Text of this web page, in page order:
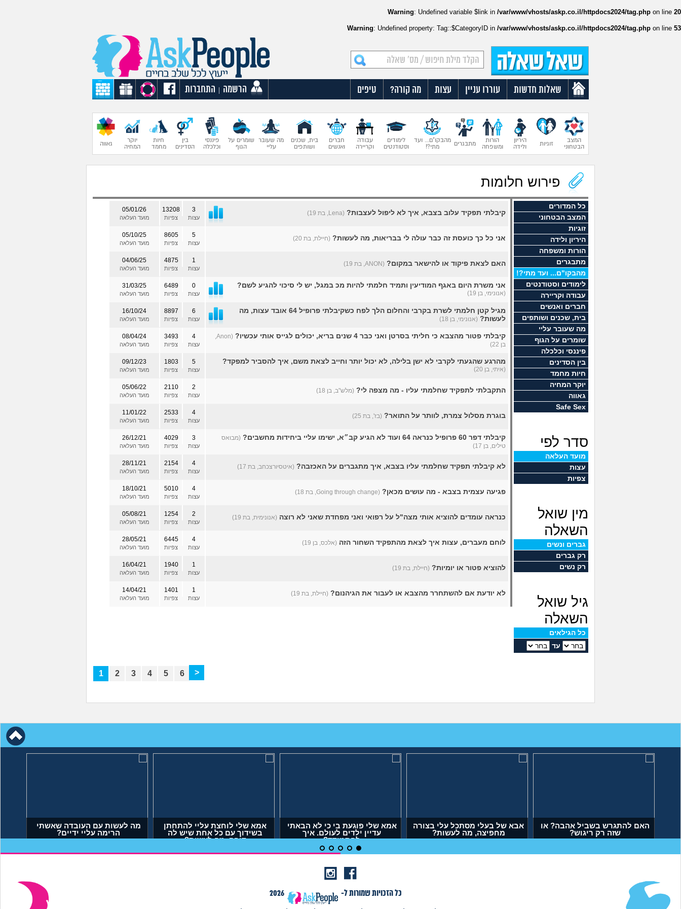
Warning: Undefined variable $link in /var/www/vhosts/askp.co.il/httpdocs2024/tag.php on line 20
Warning: Undefined property: Tag::$CategoryID in /var/www/vhosts/askp.co.il/httpdocs2024/tag.php on line 53
שאלות חדשות עוררו עניין עצות מה קורה? טיפים הרשמה התחברות
המצב
הבטחוני
זוגיות
היריון
ולידה
הורות
ומשפחה
מתבגרים
מהבקו"ם... ועד
מתי?!
לימודים
וסטודנטים
עבודה
וקריירה
חברים
ואנשים
בית, שכנים
ושותפים
מה שעובר
עליי
שומרים על
הגוף
פיננסי
וכלכלה
בין
הסדינים
חיות
מחמד
יוקר
המחיה
גאווה
פירוש חלומות
כל המדורים
המצב הבטחוני
זוגיות
היריון ולידה
הורות ומשפחה
מתבגרים
מהבקו"ם... ועד מתי?!
לימודים וסטודנטים
עבודה וקריירה
חברים ואנשים
בית, שכנים ושותפים
מה שעובר עליי
שומרים על הגוף
פיננסי וכלכלה
בין הסדינים
חיות מחמד
יוקר המחיה
גאווה
Safe Sex
סדר לפי
מועד העלאה
עצות
צפיות
מין שואל
השאלה
גברים ונשים
רק גברים
רק נשים
גיל שואל
השאלה
כל הגילאים
עד
קיבלתי תפקיד עלוב בצבא, איך לא ליפול לעצבות? (Lena, בת 19) 05/01/26
מועד העלאה
13208
צפיות
3
עצות
אני כל כך כועסת זה כבר עולה לי בבריאות, מה לעשות? (חיילת, בת 20) 05/10/25
מועד העלאה
8605
צפיות
5
עצות
האם לצאת פיקוד או להישאר במקום? (ANON, בת 19) 04/06/25
מועד העלאה
4875
צפיות
1
עצות
אני משרת היום באגף המודיעין ותמיד חלמתי להיות מכ במגל, יש לי סיכוי להגיע לשם?
(אנונימי, בן 19)
31/03/25
מועד העלאה
6489
צפיות
0
עצות
מגיל קטן חלמתי לשרת בקרבי והחלום הלך לפח כשקיבלתי פרופיל 64 אובד עצות, מה
לעשות? (אנונימי, בן 18)
16/10/24
מועד העלאה
8897
צפיות
6
עצות
קיבלתי פטור מהצבא כי חליתי בסרטן ואני כבר 4 שנים בריא, יכולים לגייס אותי עכשיו?
בן 22)
08/04/24
מועד העלאה
3493
צפיות
4
עצות
מהרגע שהגעתי לקרבי לא ישן בלילה, לא יכול יותר וחייב לצאת משם, איך להסביר למפקד?
(איתי, בן 20)
09/12/23
מועד העלאה
1803
צפיות
5
עצות
התקבלתי לתפקיד שחלמתי עליו - מה מצפה לי? (מלש"ב, בן 18) 05/06/22
מועד העלאה
2110
צפיות
2
עצות
בוגרת מסלול צמרת, לוותר על התואר? (בז', בת 25) 11/01/22
מועד העלאה
2533
צפיות
4
עצות
קיבלתי דפר 60 פרופיל כנראה 64 ועוד לא הגיע קב״א, ישימו עליי ביחידות מחשבים?
(מבואס
טילים, בן 17)
26/12/21
מועד העלאה
4029
צפיות
3
עצות
לא קיבלתי תפקיד שחלמתי עליו בצבא, איך מתגברים על האכזבה? (איטסיורצכחב, בת 17) 28/11/21
מועד העלאה
2154
צפיות
4
עצות
פגיעה עצמית בצבא - מה עושים מכאן? (Going through change, בת 18) 18/10/21
מועד העלאה
5010
צפיות
4
עצות
כנראה עומדים להוציא אותי מצה"ל על רפואי ואני מפחדת שאני לא רוצה (אנונימית, בת 19) 05/08/21
מועד העלאה
1254
צפיות
2
עצות
לוחם מעברים, עצות איך לצאת מהתפקיד השחור הזה (אלכס, בן 19) 28/05/21
מועד העלאה
6445
צפיות
4
עצות
להוציא פטור או יומיות? (חיילת, בת 19) 16/04/21
מועד העלאה
1940
צפיות
1
עצות
לא יודעת אם להשתחרר מהצבא או לעבור את הגיהנום? (חיילת, בת 19) 14/04/21
מועד העלאה
1401
צפיות
1
עצות
1 2 3 4 5 6 >
אמא שלי פוגעת בי כי לא הבאתי
עדיין ילדים לעולם. איך
להתמודד?
(אנונימית, בת 29)
אבא של בעלי מסתכל עלי בצורה
מחפיצה, מה לעשות?
האם להתגרש בשביל אהבה? או
שזה רק ריגוש?
מה לעשות עם העובדה שאשתי
הרימה עליי ידיים?
אמא שלי לוחצת עליי להתחתן
בשידוך עם כל אחת שיש לה
דופק, מה לעשות?
כל הזכויות שמורות ל-
2026